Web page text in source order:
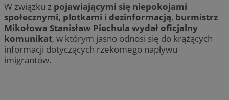
W związku z pojawiającymi się niepokojami
społecznymi, plotkami i dezinformacją, burmistrz
Mikołowa Stanisław Piechula wydał oficjalny
komunikat, w którym jasno odnosi się do krążących
informacji dotyczących rzekomego napływu
imigrantów.